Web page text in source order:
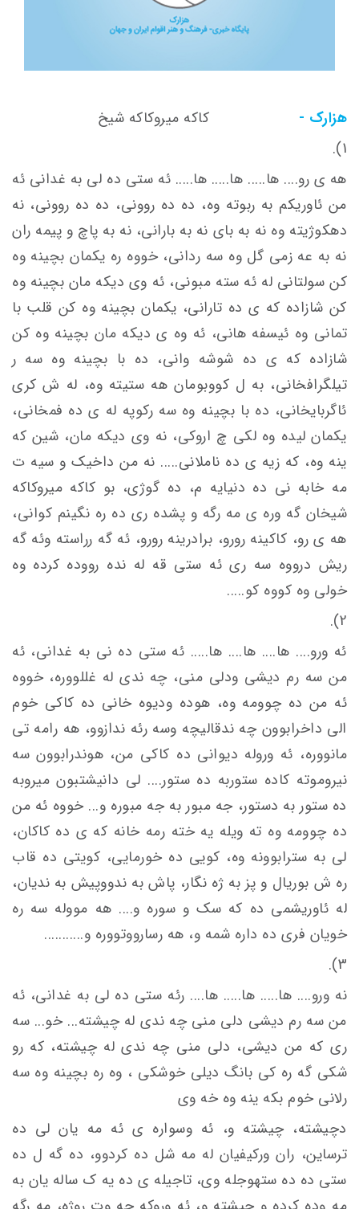
هزارک -
کاکه میروکاکه شیخ
1).
هه ی رو.... ها..... ها..... ها..... ئه ستی ده لی به غدانی ئه
من ئاوریکم به ربوته وه، ده ده روونی، ده ده روونی، نه
دهکوژیته وه نه به بای نه به بارانی، نه به پاچ و پیمه ران
نه به عه زمی گل وه سه ردانی، خووه ره یکمان بچینه وه
کن سولتانی له ئه سته مبونی، ئه وی دیکه مان بچینه وه
کن شازاده که ی ده تارانی، یکمان بچینه وه كن قلب با
تمانی وه ئیسفه هانی، ئه وه ی دیکه مان بچینه وه كن
شازاده که ی ده شوشه وانی، ده با بچینه وه سه ر
تیلگرافخانی، به ل کووبومان هه ستيته وه، له ش کری
ئاگربایخانی، ده با بچینه وه سه رکوپه له ی ده فمخانی،
یکمان ليده وه لکی چ اروکی، نه وی دیکه مان، شین که
ینه وه، که زیه ی ده ناملانی..... نه من داخیک و سیه ت
مه خابه نی ده دنیایه م، ده گوژی، بو کاکه میروکاکه
شیخان گه وره ی مه رگه و پشده رى ده ره نگينم كوانی،
هه ی رو، كاكينه رورو، برادرینه رورو، ئه گه رراسته وئه گه
ریش درووه سه ری ئه ستى قه له نده رووده کرده وه
خولی وه کووه کو.....
2).
ئه ورو.... ها.... ها.... ها..... ئه ستی ده نی به غدانی، ئه
من سه رم دیشی ودلی منی، چه ندی له غللووره، خووه
ئه من ده چوومه وه، هوده ودیوه خانی ده کاکی خوم
الى داخرابوون چه ندقاليچه وسه رئه ندازوو، هه رامه تی
مانووره، ئه وروله دیوانی ده کاکی من، هوندرابوون سه
نیروموته كاده ستوربه ده ستور.... لى دانیشتبون میروبه
ده ستور به دستور، جه مبور به جه مبوره و... خووه ئه من
ده چوومه وه ته ويله يه خته رمه خانه که ی ده کاکان،
لی به سترابوونه وه، کویی ده خورمایی، کویتی ده قاب
ره ش بوریال و پز به ژه نگار، پاش به ندووپیش به ندیان،
له ئاوریشمی ده که سک و سوره و.... هه مووله سه ره
خویان فری ده داره شمه و، هه رسارووتووره و...........
3).
نه ورو.... ها..... ها..... ها.... رئه ستی ده لی به غدانی، ئه
من سه رم دیشی دلی منی چه ندی له چیشته... خو... سه
ری که من دیشی، دلی منی چه ندی له چیشته، که رو
شکی گه ره کی بانگ دیلی خوشکی ، وه ره بچینه وه سه
رلانی خوم بکه ینه وه خه وی
دچیشته، چیشته و، ئه وسواره ی ئه مه یان لى ده
ترساین، ران ورکيفيان له مه شل ده کردوو، ده گه ل ده
ستی ده ده ستهوجله وی، تاجيله ی ده یه ک ساله یان به